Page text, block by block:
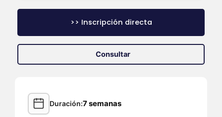
>> Inscripción directa
Consultar
Duración 7 semanas